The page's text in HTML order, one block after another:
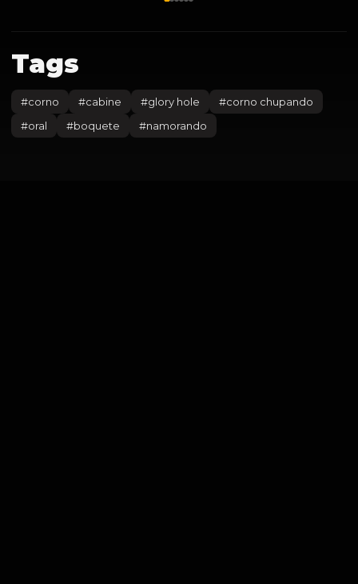
Tags
#corno #cabine #glory hole #corno chupando
#oral #boquete #namorando